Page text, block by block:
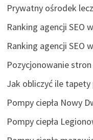
Prywatny ośrodek
Ranking agencji SEO
Ranking agencji SEO
Pozycjonowanie stron
Jak obliczyć ile tapety
Pompy ciepła Nowy
Pompy ciepła